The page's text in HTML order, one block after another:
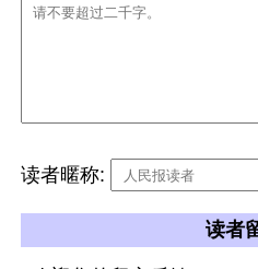
读者暱称:
读者